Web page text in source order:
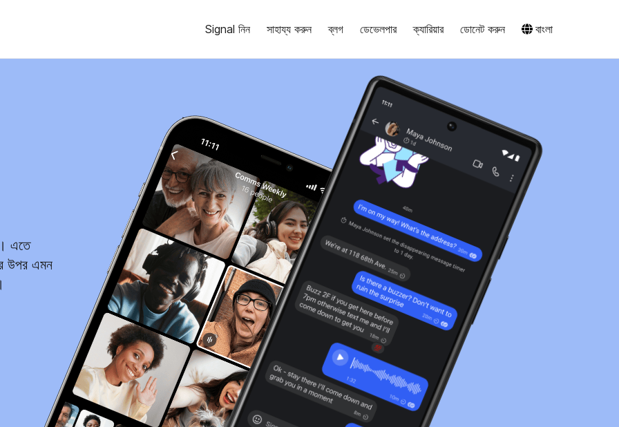
Signal নিন সাহায্য করুন ব্লগ ডেভেলপার ক্যারিয়ার ডোনেট করুন বাংলা
এতে
উপর এমন